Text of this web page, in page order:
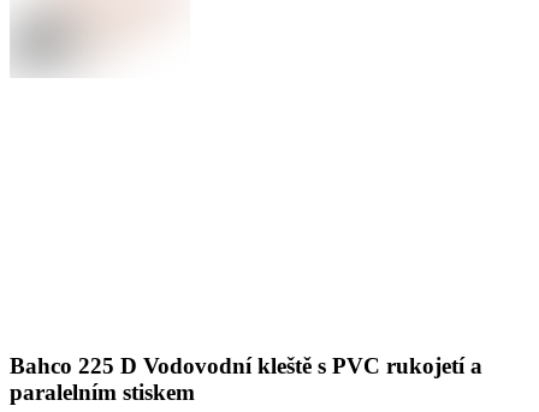
Bahco 225 D Vodovodní kleště s PVC rukojetí a
paralelním stiskem